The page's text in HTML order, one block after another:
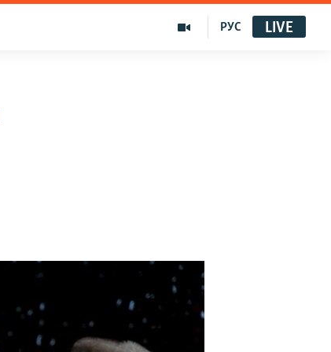
РУС LIVE